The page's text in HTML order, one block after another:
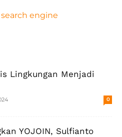
Lingkungan Menjadi
0
YOJOIN, Sulfianto